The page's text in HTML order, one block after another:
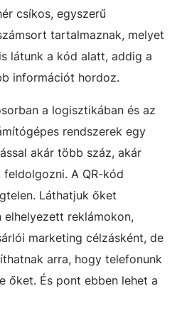
csíkos, egyszerű
tartalmaznak, melyet
látunk a kód alatt, addig a
információt hordoz.
a logisztikában és az
rendszerek egy
akár több száz, akár
A QR-kód
Láthatjuk őket
reklámokon,
marketing célzásként, de
arra, hogy telefonunk
őket. És pont ebben lehet a